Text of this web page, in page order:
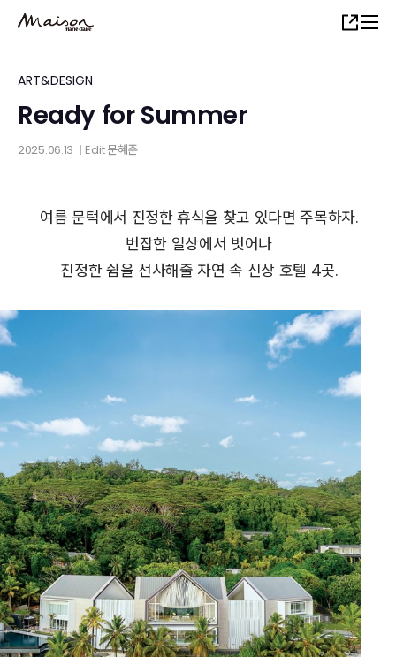
content
Share
ART&DESIGN
Ready for Summer
2025.06.13 Edit문혜준
여름 문턱에서 진정한 휴식을 찾고 있다면 주목하자.
번잡한 일상에서 벗어나
진정한 쉼을 선사해줄 자연 속 신상 호텔 4곳.